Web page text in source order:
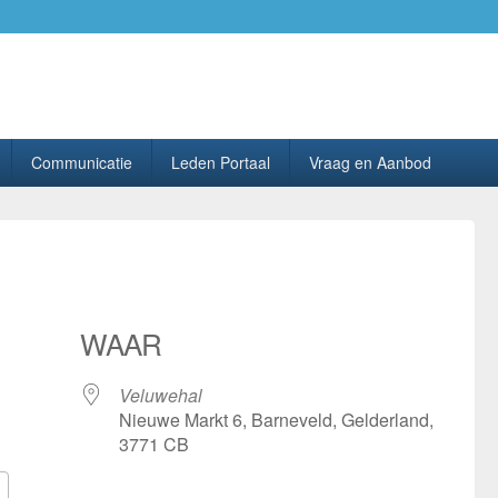
Communicatie Leden Portaal Vraag en Aanbod
WAAR
Veluwehal
Nieuwe Markt 6, Barneveld, Gelderland,
3771 CB